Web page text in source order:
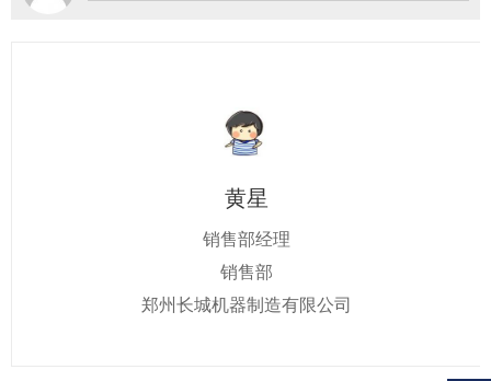
黄星
销售部经理
销售部
郑州长城机器制造有限公司